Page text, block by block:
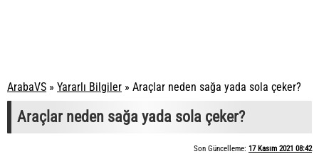
ArabaVS » Yararlı Bilgiler » Araçlar neden sağa yada sola çeker?
Araçlar neden sağa yada sola çeker?
Son Güncelleme: 17 Kasım 2021 08:42